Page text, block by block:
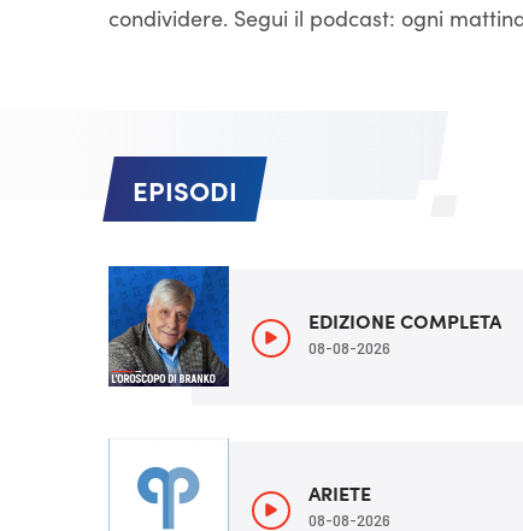
condividere. Segui il podcast: ogni
EPISODI
EDIZIONE COMPLETA
08-08-2026
ARIETE
08-08-2026